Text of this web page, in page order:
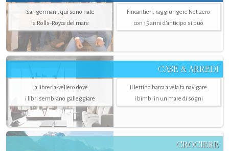
Sangermani, qui sono nate
le Rolls-Royce del mare
Fincantieri, raggiungere Net zero
con 15 anni d'anticipo si può
CASE & ARREDI
La libreria-veliero dove
i libri sembrano galleggiare
Il lettino barca a vela fa navigare
i bimbi in un mare di sogni
CROCIERE